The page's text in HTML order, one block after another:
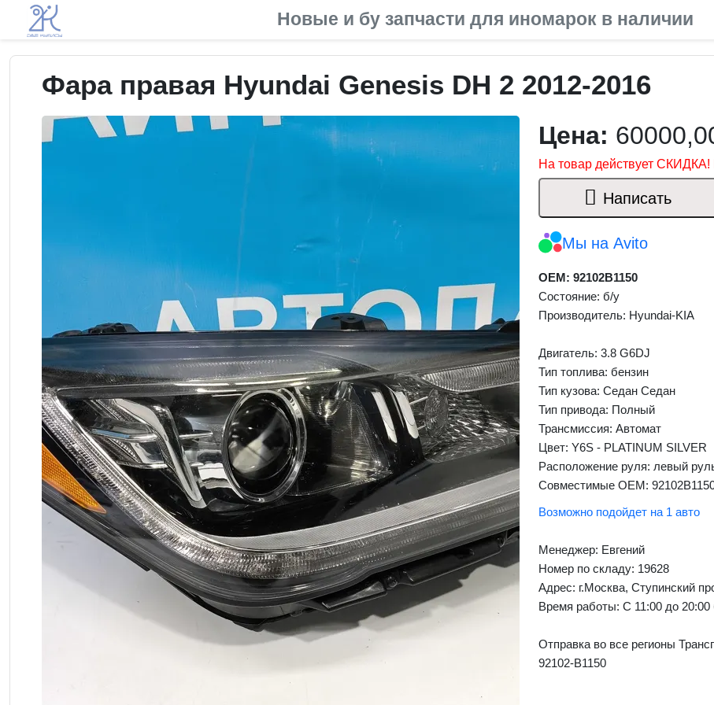
Новые и бу запчасти для иномарок в наличии
Фара правая Hyundai Genesis DH 2 2012-2016
❮Previous ❯Next
Цена:
На товар действует
Написать
Мы на Avito
OEM: 92102B1150
Состояние: б/у
Производитель: Hyundai-KIA
Двигатель: 3.8 G6DJ
Тип топлива: бензин
Тип кузова: Седан Седан
Тип привода: Полный
Трансмиссия: Автомат
Цвет: Y6S - PLATINUM SILVER
Расположение руля: левый
Совместимые OEM:
Возможно подойдет на 1 авто
Менеджер: Евгений
Номер по складу: 19628
Адрес: г.Москва, Ступинский
Время работы: С 11:00 до
Отправка во все регионы
92102-B1150